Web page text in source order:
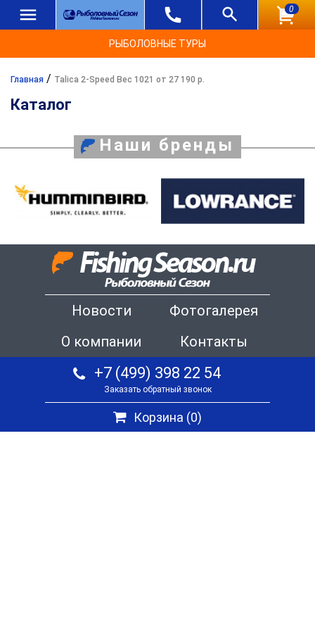
0
РЫБОЛОВНЫЕ ТУРЫ
Главная / Talica 2-Speed Вес 1021 от 27 190 р.
Каталог
Наши бренды
Новости
Фотогалерея
О компании
Контакты
+7 (499) 398 22 54
Заказать обратный звонок
Корзина (0)